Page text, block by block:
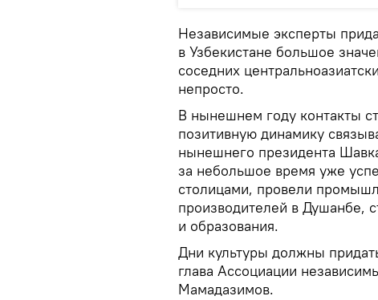
Независимые эксперты
в Узбекистане большое
соседних
непросто.
В нынешнем году контакты
позитивную динамику
нынешнего президента
за небольшое время уже
столицами, провели
производителей в Душанбе,
и образования.
Дни культуры должны
глава Ассоциации
Мамадазимов.